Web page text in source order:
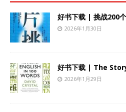
好书下载 | 挑战200
2026年1月30日
好书下载 | The
2026年1月29日